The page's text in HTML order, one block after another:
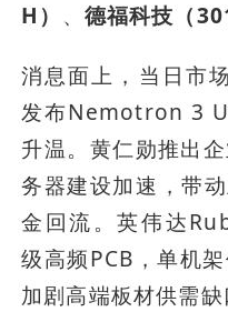
H） 、 德福科技（
消息面上，当日市
发布Nemotron 3
升温。黄仁勋推出
务器建设加速，带
金回流。英伟达
级高频PCB，单机
加剧高端板材供需缺